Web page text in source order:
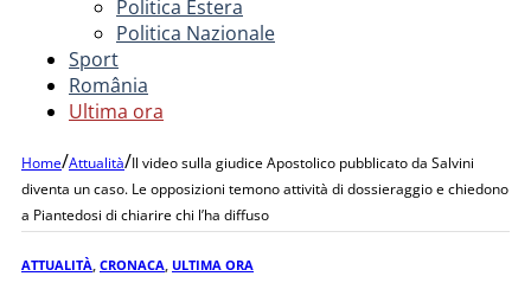
Politica Estera
Politica Nazionale
Sport
România
Ultima ora
Home/Attualità/Il video sulla giudice Apostolico pubblicato da Salvini
diventa un caso. Le opposizioni temono attività di dossieraggio e chiedono
a Piantedosi di chiarire chi l’ha diffuso
ATTUALITÀ CRONACA ULTIMA ORA